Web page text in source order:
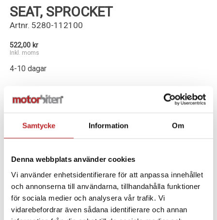
Samtycke Information Om
Denna webbplats använder cookies
Vi använder enhetsidentifierare för att anpassa innehållet
och annonserna till användarna, tillhandahålla funktioner
för sociala medier och analysera vår trafik. Vi
vidarebefordrar även sådana identifierare och annan
SEAT, SPROCKET
Artnr. 5280-112100
522,00 kr
Inkl. moms
4-10 dagar
- +
SPECIFIKATION